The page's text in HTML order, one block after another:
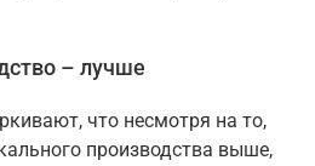
– лучше
что несмотря на то,
производства выше,